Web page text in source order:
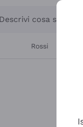
Descrivi cosa stai
Rossi